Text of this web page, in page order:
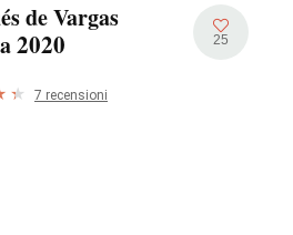
de Vargas
2020 25
7 recensioni